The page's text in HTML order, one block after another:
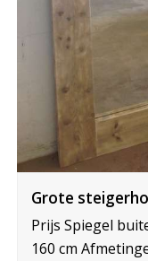
Grote
Prijs Spiegel
160 cm